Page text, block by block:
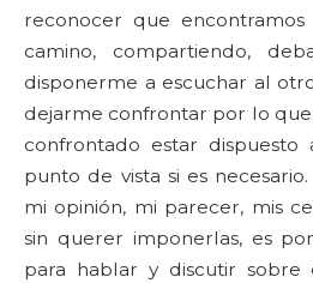
reconocer que
camino, compartiendo,
disponerme a escuchar al
dejarme confrontar por lo
confrontado estar
punto de vista si es
mi opinión, mi parecer, mis
sin querer imponerlas, es
para hablar y discutir sobre